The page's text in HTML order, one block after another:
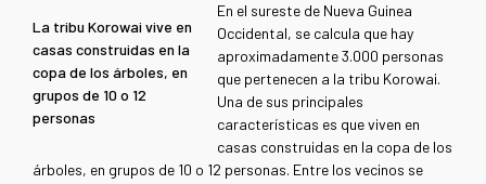
La tribu Korowai vive en
casas construidas en la
copa de los árboles, en
grupos de 10 o 12
personas
En el sureste de Nueva Guinea
Occidental, se calcula que hay
aproximadamente 3.000 personas
que pertenecen a la tribu Korowai.
Una de sus principales
características es que viven en
casas construidas en la copa de los
árboles, en grupos de 10 o 12 personas. Entre los vecinos se